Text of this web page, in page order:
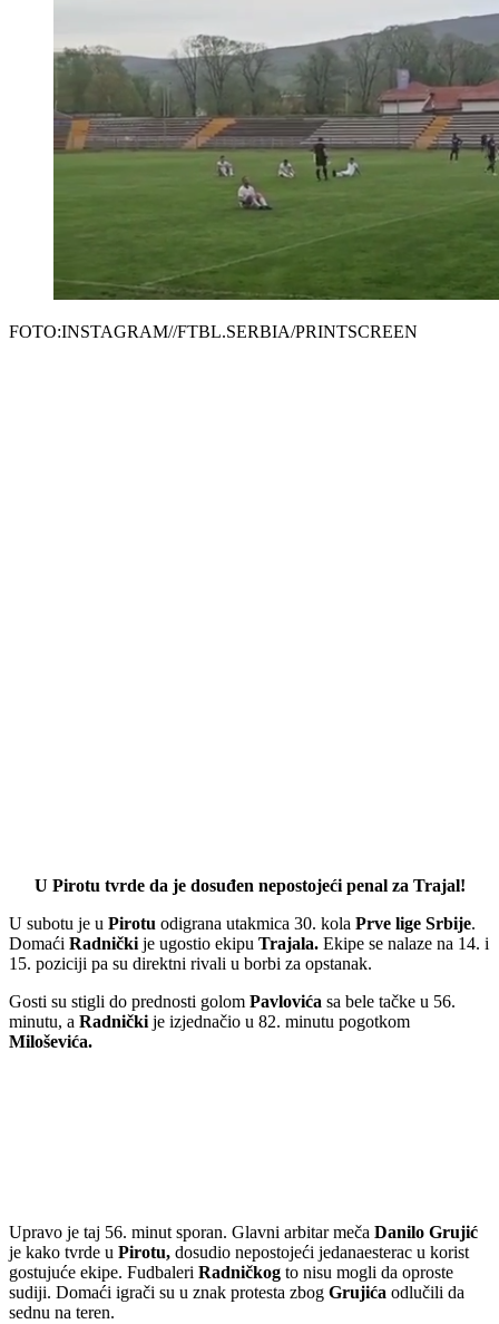
FOTO:INSTAGRAM//FTBL.SERBIA/PRINTSCREEN
U Pirotu tvrde da je dosuđen nepostojeći penal za Trajal!
U subotu je u Pirotu odigrana utakmica 30. kola Prve lige Srbije.
Domaći Radnički je ugostio ekipu Trajala. Ekipe se nalaze na 14. i
15. poziciji pa su direktni rivali u borbi za opstanak.
Gosti su stigli do prednosti golom Pavlovića sa bele tačke u 56.
minutu, a Radnički je izjednačio u 82. minutu pogotkom
Miloševića.
Upravo je taj 56. minut sporan. Glavni arbitar meča Danilo Grujić
je kako tvrde u Pirotu, dosudio nepostojeći jedanaesterac u korist
gostujuće ekipe. Fudbaleri Radničkog to nisu mogli da oproste
sudiji. Domaći igrači su u znak protesta zbog Grujića odlučili da
sednu na teren.